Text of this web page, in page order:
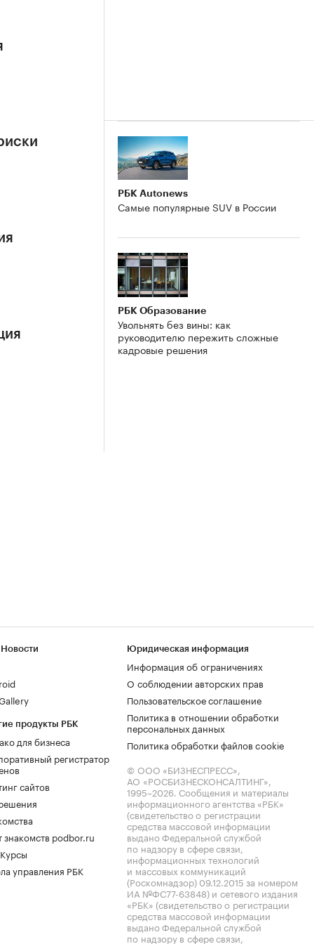
РБК Autonews
Самые популярные SUV в России
РБК Образование
Увольнять без вины: как
руководителю пережить сложные
кадровые решения
продукты РБК
для бизнеса
регистратор
сайтов
знакомств podbor.ru
управления РБК
Юридическая информация
Информация об ограничениях
О соблюдении авторских прав
Пользовательское соглашение
Политика в отношении обработки
персональных данных
Политика обработки файлов cookie
© ООО «БИЗНЕСПРЕСС»,
АО «РОСБИЗНЕСКОНСАЛТИНГ»,
1995–2026. Сообщения и материалы
информационного агентства «РБК»
(свидетельство о регистрации
средства массовой информации
выдано Федеральной службой
по надзору в сфере связи,
информационных технологий
и массовых коммуникаций
(Роскомнадзор) 09.12.2015 за номером
ИА №ФС77-63848) и сетевого издания
«РБК» (свидетельство о регистрации
средства массовой информации
выдано Федеральной службой
по надзору в сфере связи,